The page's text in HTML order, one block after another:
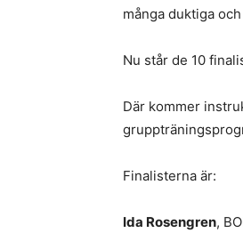
många duktiga
Nu står de 10
Där kommer
Finalisterna är:
Ida Rosengren,